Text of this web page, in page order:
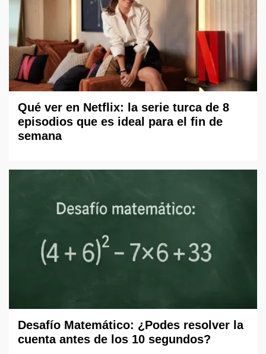
Qué ver en Netflix: la serie turca de 8
episodios que es ideal para el fin de
semana
Desafío Matemático: ¿Podes resolver la
cuenta antes de los 10 segundos?